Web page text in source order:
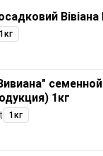
Вівіана
1кг
1кг
1кг